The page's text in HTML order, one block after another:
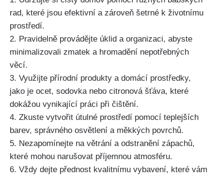
rad, které⁣ jsou efektivní a zároveň šetrné k životnímu
prostředí.
2.‌ Pravidelně provádějte úklid a organizaci, abyste
minimalizovali zmatek ​a hromadění nepotřebných
věcí.
3. Využijte přírodní produkty a domácí⁤ prostředky,
jako je ocet, sodovka nebo‍ citronová šťáva, které
dokážou vynikající⁢ práci při čištění.
4. Zkuste vytvořit útulné prostředí pomocí teplejších
barev, správného osvětlení a měkkých povrchů.
5. Nezapomínejte na větrání a odstranění zápachů,
které mohou narušovat příjemnou atmosféru.
6. Vždy dejte přednost kvalitnímu vybavení, které vám‍